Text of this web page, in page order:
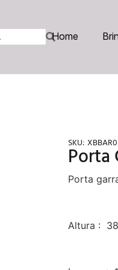
Home
SKU:
Porta
Porta
Altura :